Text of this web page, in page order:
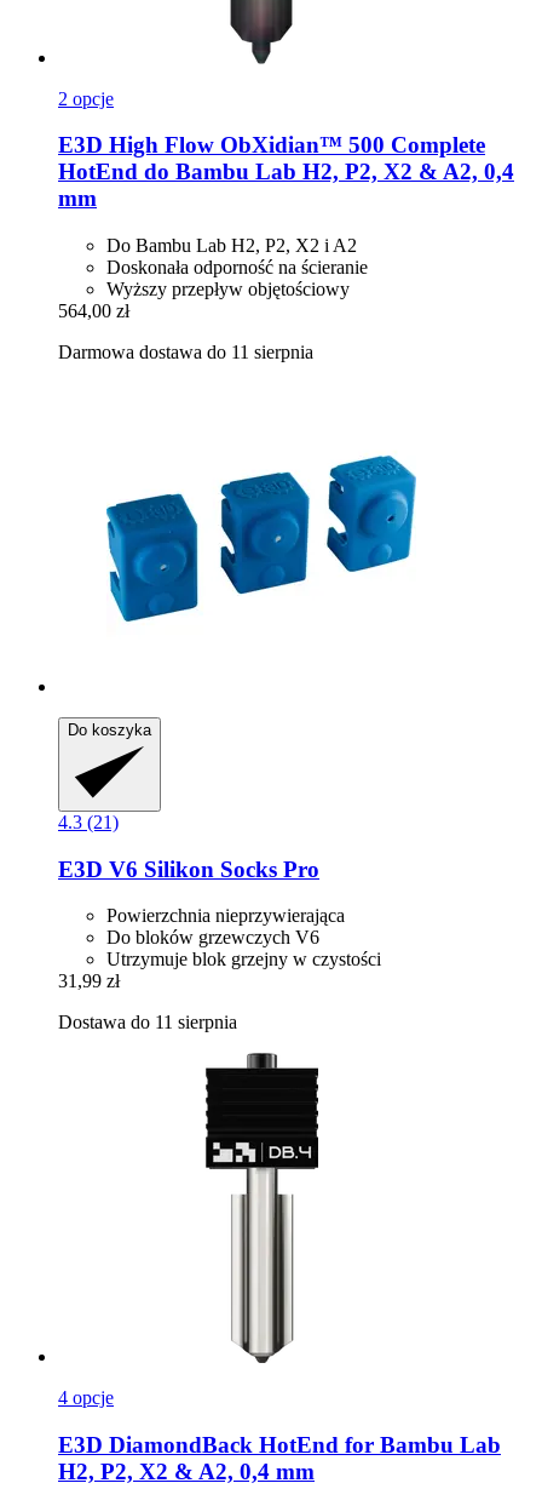
2 opcje
E3D High Flow ObXidian™ 500 Complete
HotEnd do Bambu Lab H2, P2, X2 & A2, 0,4
mm
Do Bambu Lab H2, P2, X2 i A2
Doskonała odporność na ścieranie
Wyższy przepływ objętościowy
564,00 zł
Darmowa dostawa do 11 sierpnia
Do koszyka
4.3 (21)
E3D V6 Silikon Socks Pro
Powierzchnia nieprzywierająca
Do bloków grzewczych V6
Utrzymuje blok grzejny w czystości
31,99 zł
Dostawa do 11 sierpnia
4 opcje
E3D DiamondBack HotEnd for Bambu Lab
H2, P2, X2 & A2, 0,4 mm